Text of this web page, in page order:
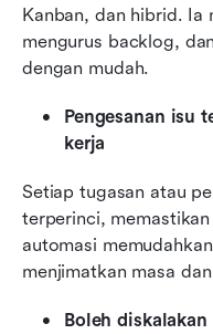
Kanban, dan hibrid. Ia
mengurus backlog,
dengan mudah.
Pengesanan isu
kerja
Setiap tugasan atau
terperinci,
automasi
menjimatkan masa
Boleh